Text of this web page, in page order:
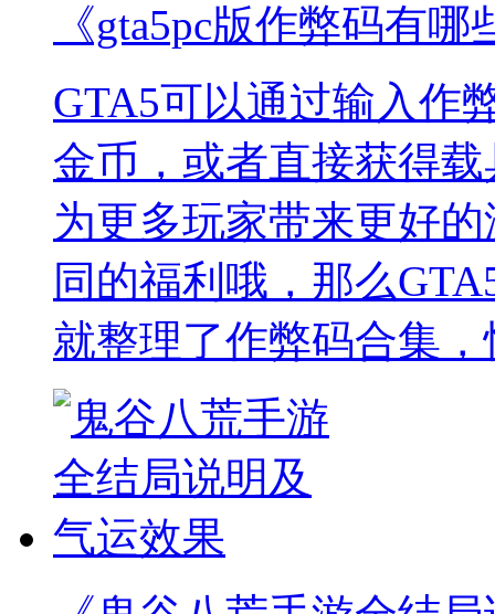
《gta5pc版作弊码有哪
GTA5可以通过输入作
金币，或者直接获得
为更多玩家带来更好
同的福利哦，那么
就整理了作弊码合集